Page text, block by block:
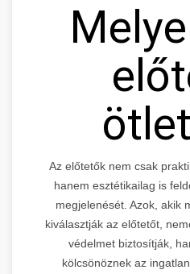
Az előtetők nem csak
hanem esztétikailag is
megjelenését. Azok, akik
kiválasztják az előtetőt,
védelmet biztosítják,
kölcsönöznek az